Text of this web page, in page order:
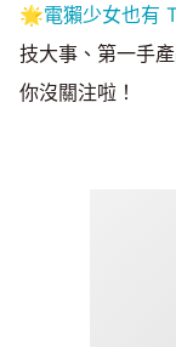
🌟電獺少女也有
技大事、第一手
你沒關注啦！